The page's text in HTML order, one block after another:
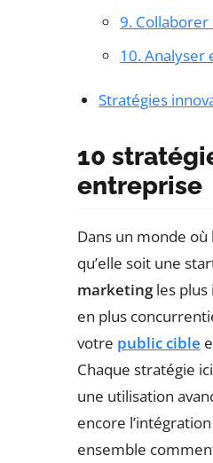
9.
10.
Stratégies
10
entreprise
Dans un monde où
qu’elle soit une
marketingles plus
en plus
votre public cible
Chaque stratégie
une utilisation
encore
ensemble